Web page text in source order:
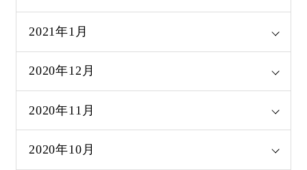
2021年1月
2020年12月
2020年11月
2020年10月